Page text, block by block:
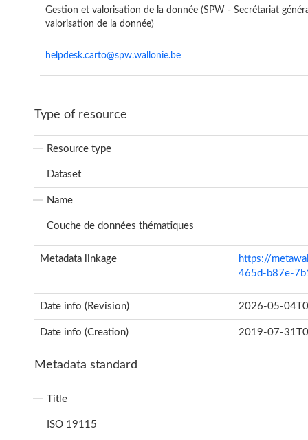
Gestion et valorisation de la donnée (SPW - Secrétariat
valorisation de la donnée)
helpdesk.carto@spw.wallonie.be
Type of resource
Resource type
Dataset
Name
Couche de données thématiques
Metadata linkage
https://
465d-b87e-
Date info (Revision) 2026-05-
Date info (Creation) 2019-07-
Metadata standard
Title
ISO 19115